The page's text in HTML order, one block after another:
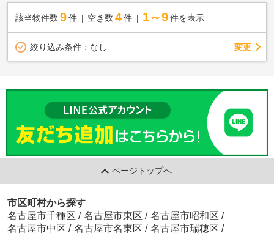
該当物件数 9件 空き数 4 件 1～9 件を表示
絞り込み条件： なし 変更
ページトップへ
市区町村から探す
名古屋市千種区 / 名古屋市東区 / 名古屋市昭和区 /
名古屋市中区 / 名古屋市名東区 / 名古屋市瑞穂区 /